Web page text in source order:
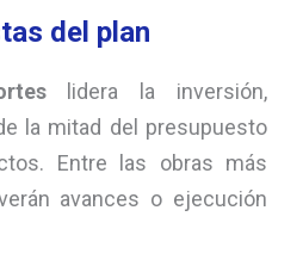
del plan
lidera la inversión,
la mitad del presupuesto
Entre las obras más
avances o ejecución